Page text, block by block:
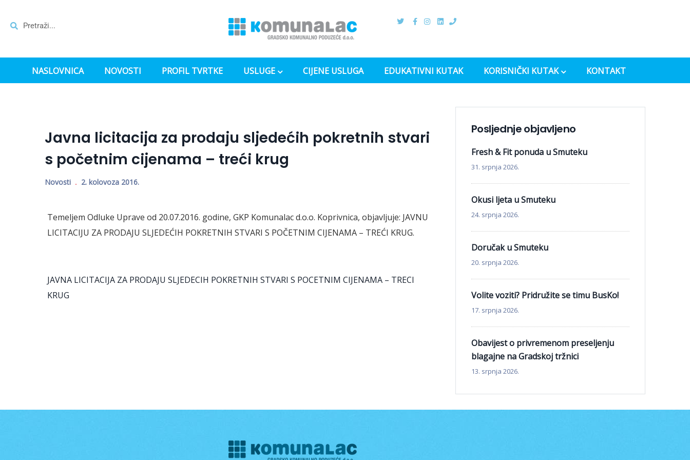
NASLOVNICA NOVOSTI PROFIL TVRTKE USLUGE CIJENE USLUGA EDUKATIVNI KUTAK KORISNIČKI KUTAK KONTAKT
Javna licitacija za prodaju sljedećih pokretnih stvari
s početnim cijenama – treći krug
Novosti 2. kolovoza 2016.
Temeljem Odluke Uprave od 20.07.2016. godine, GKP Komunalac d.o.o. Koprivnica, objavljuje: JAVNU
LICITACIJU ZA PRODAJU SLJEDEĆIH POKRETNIH STVARI S POČETNIM CIJENAMA – TREĆI KRUG.
JAVNA LICITACIJA ZA PRODAJU SLJEDECIH POKRETNIH STVARI S POCETNIM CIJENAMA – TRECI
KRUG
Posljednje objavljeno
Fresh & Fit ponuda u Smuteku
31. srpnja 2026.
Okusi ljeta u Smuteku
24. srpnja 2026.
Doručak u Smuteku
20. srpnja 2026.
Volite voziti? Pridružite se timu BusKo!
17. srpnja 2026.
Obavijest o privremenom preseljenju
blagajne na Gradskoj tržnici
13. srpnja 2026.